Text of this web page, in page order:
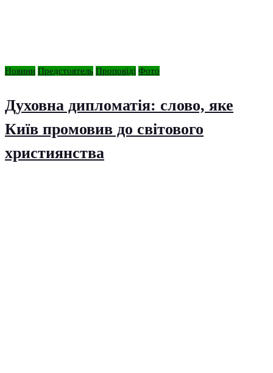
Новини Предстоятель Проповіді Фото
Духовна дипломатія: слово, яке
Київ промовив до світового
християнства